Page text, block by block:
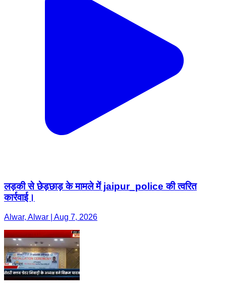
लड़की से छेड़छाड़ के मामले में jaipur_police की त्वरित
कार्रवाई।
Alwar, Alwar | Aug 7, 2026